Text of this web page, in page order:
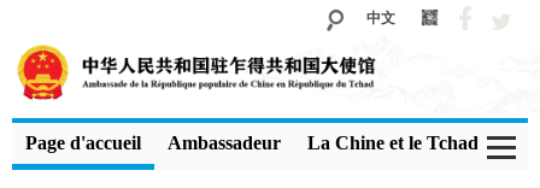
中文
Page d'accueil Ambassadeur La Chine et le Tchad